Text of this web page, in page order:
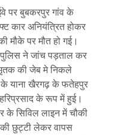
पर बुबकरपुर गांव के
कार अनियंत्रित होकर
मौके पर मौत हो गई।
पुलिस ने जांच पड़ताल कर
मृतक की जेब मे निकले
के याना खैरगढ़ के फतेहपुर
के रूप में हुई।
के सिविल लाइन में चौकी
छु‌ट्टी लेकर वापस